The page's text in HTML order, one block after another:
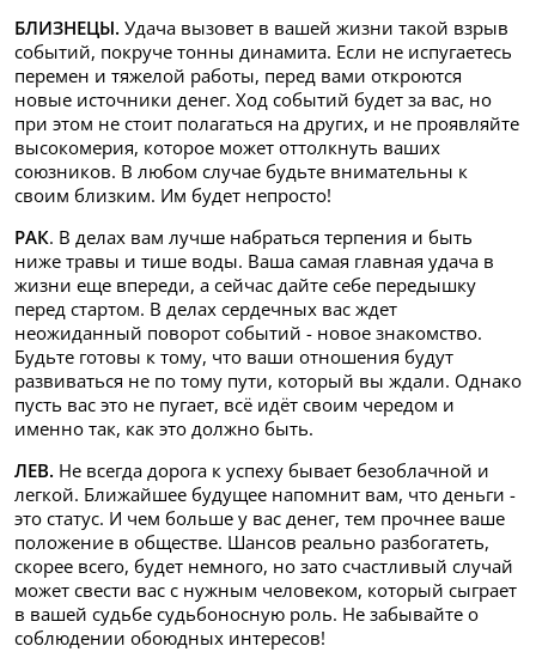
БЛИЗНЕЦЫ. Удача вызовет в вашей жизни такой взрыв
событий, покруче тонны динамита. Если не испугаетесь
перемен и тяжелой работы, перед вами откроются
новые источники денег. Ход событий будет за вас, но
при этом не стоит полагаться на других, и не проявляйте
высокомерия, которое может оттолкнуть ваших
союзников. В любом случае будьте внимательны к
своим близким. Им будет непросто!
РАК. В делах вам лучше набраться терпения и быть
ниже травы и тише воды. Ваша самая главная удача в
жизни еще впереди, а сейчас дайте себе передышку
перед стартом. В делах сердечных вас ждет
неожиданный поворот событий - новое знакомство.
Будьте готовы к тому, что ваши отношения будут
развиваться не по тому пути, который вы ждали. Однако
пусть вас это не пугает, всё идёт своим чередом и
именно так, как это должно быть.
ЛЕВ. Не всегда дорога к успеху бывает безоблачной и
легкой. Ближайшее будущее напомнит вам, что деньги -
это статус. И чем больше у вас денег, тем прочнее ваше
положение в обществе. Шансов реально разбогатеть,
скорее всего, будет немного, но зато счастливый случай
может свести вас с нужным человеком, который сыграет
в вашей судьбе судьбоносную роль. Не забывайте о
соблюдении обоюдных интересов!